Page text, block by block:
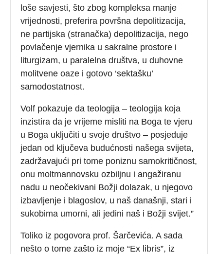
loše savjesti, što zbog kompleksa manje
vrijednosti, preferira površna depolitizacija,
ne partijska (stranačka) depolitizacija, nego
povlačenje vjernika u sakralne prostore i
liturgizam, u paralelna društva, u duhovne
molitvene oaze i gotovo ‘sektašku’
samodostatnost.
Volf pokazuje da teologija – teologija koja
inzistira da je vrijeme misliti na Boga te vjeru
u Boga uključiti u svoje društvo – posjeduje
jedan od ključeva budućnosti našega svijeta,
zadržavajući pri tome poniznu samokritičnost,
onu moltmannovsku ozbiljnu i angažiranu
nadu u neočekivani Božji dolazak, u njegovo
izbavljenje i blagoslov, u naš današnji, stari i
sukobima umorni, ali jedini naš i Božji svijet.”
Toliko iz pogovora prof. Šarčevića. A sada
nešto o tome zašto iz moje “Ex libris”, iz